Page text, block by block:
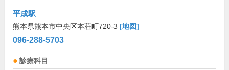
平成駅
熊本県熊本市中央区本荘町720-3 [地図]
096-288-5703
診療科目